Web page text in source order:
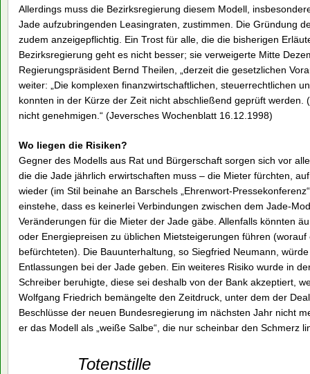
Allerdings muss die Bezirksregierung diesem Modell,
Jade aufzubringenden Leasingraten, zustimmen. Die Gründung
zudem anzeigepflichtig. Ein Trost für alle, die die bisherigen
Bezirksregierung geht es nicht besser; sie verweigerte Mitte
Regierungspräsident Bernd Theilen, „derzeit die gesetzlichen
weiter: „Die komplexen finanzwirtschaftlichen, steuerrechtlichen
konnten in der Kürze der Zeit nicht abschließend geprüft
nicht genehmigen.“ (Jeversches Wochenblatt 16.12.1998)
Wo liegen die Risiken?
Gegner des Modells aus Rat und Bürgerschaft sorgen sich vor
die die Jade jährlich erwirtschaften muss – die Mieter fürchten,
wieder (im Stil beinahe an Barschels „Ehrenwort-
einstehe, dass es keinerlei Verbindungen zwischen dem Jade-
Veränderungen für die Mieter der Jade gäbe. Allenfalls könnten
oder Energiepreisen zu üblichen Mietsteigerungen führen
befürchteten). Die Bauunterhaltung, so Siegfried Neumann,
Entlassungen bei der Jade geben. Ein weiteres Risiko wurde in
Schreiber beruhigte, diese sei deshalb von der Bank akzeptiert,
Wolfgang Friedrich bemängelte den Zeitdruck, unter dem der
Beschlüsse der neuen Bundesregierung im nächsten Jahr nicht
er das Modell als „weiße Salbe“, die nur scheinbar den Schmerz
Totenstille